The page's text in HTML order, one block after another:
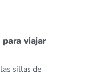
para viajar
sillas de